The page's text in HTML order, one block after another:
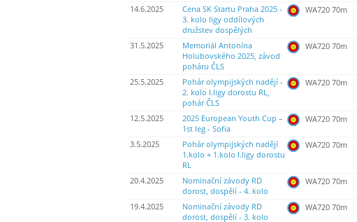
14.6.2025
Cena SK Startu Praha 2025 -
3. kolo ligy oddílových
družstev dospělých
WA720 70m
31.5.2025
Memoriál Antonína
Holubovského 2025, závod
poháru ČLS
WA720 70m
25.5.2025
Pohár olympijských nadějí -
2. kolo I.ligy dorostu RL,
pohár ČLS
WA720 70m
12.5.2025
2025 European Youth Cup –
1st leg - Sofia
WA720 70m
3.5.2025
Pohár olympijských nadějí
1.kolo + 1.kolo I.ligy dorostu
RL
WA720 70m
20.4.2025
Nominační závody RD
dorost, dospělí - 4. kolo
WA720 70m
19.4.2025
Nominační závody RD
dorost, dospělí - 3. kolo
WA720 70m